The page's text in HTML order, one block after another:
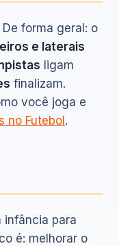
forma geral: o
e laterais
ligam
finalizam.
você joga e
no Futebol .
infância para
é: melhorar o